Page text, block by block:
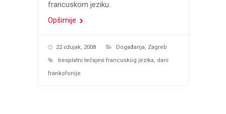
francuskom jeziku.
Opširnije
22 ožujak, 2008 Događanja
Zagreb
besplatni tečajevi francuskog jezika
dani
frankofonije